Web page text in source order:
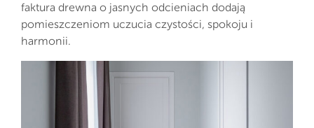
faktura drewna o jasnych odcieniach dodają
pomieszczeniom uczucia czystości, spokoju i
harmonii.